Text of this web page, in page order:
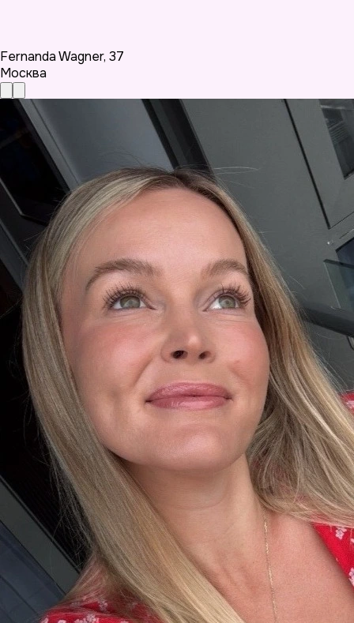
Fernanda Wagner, 37
Москва